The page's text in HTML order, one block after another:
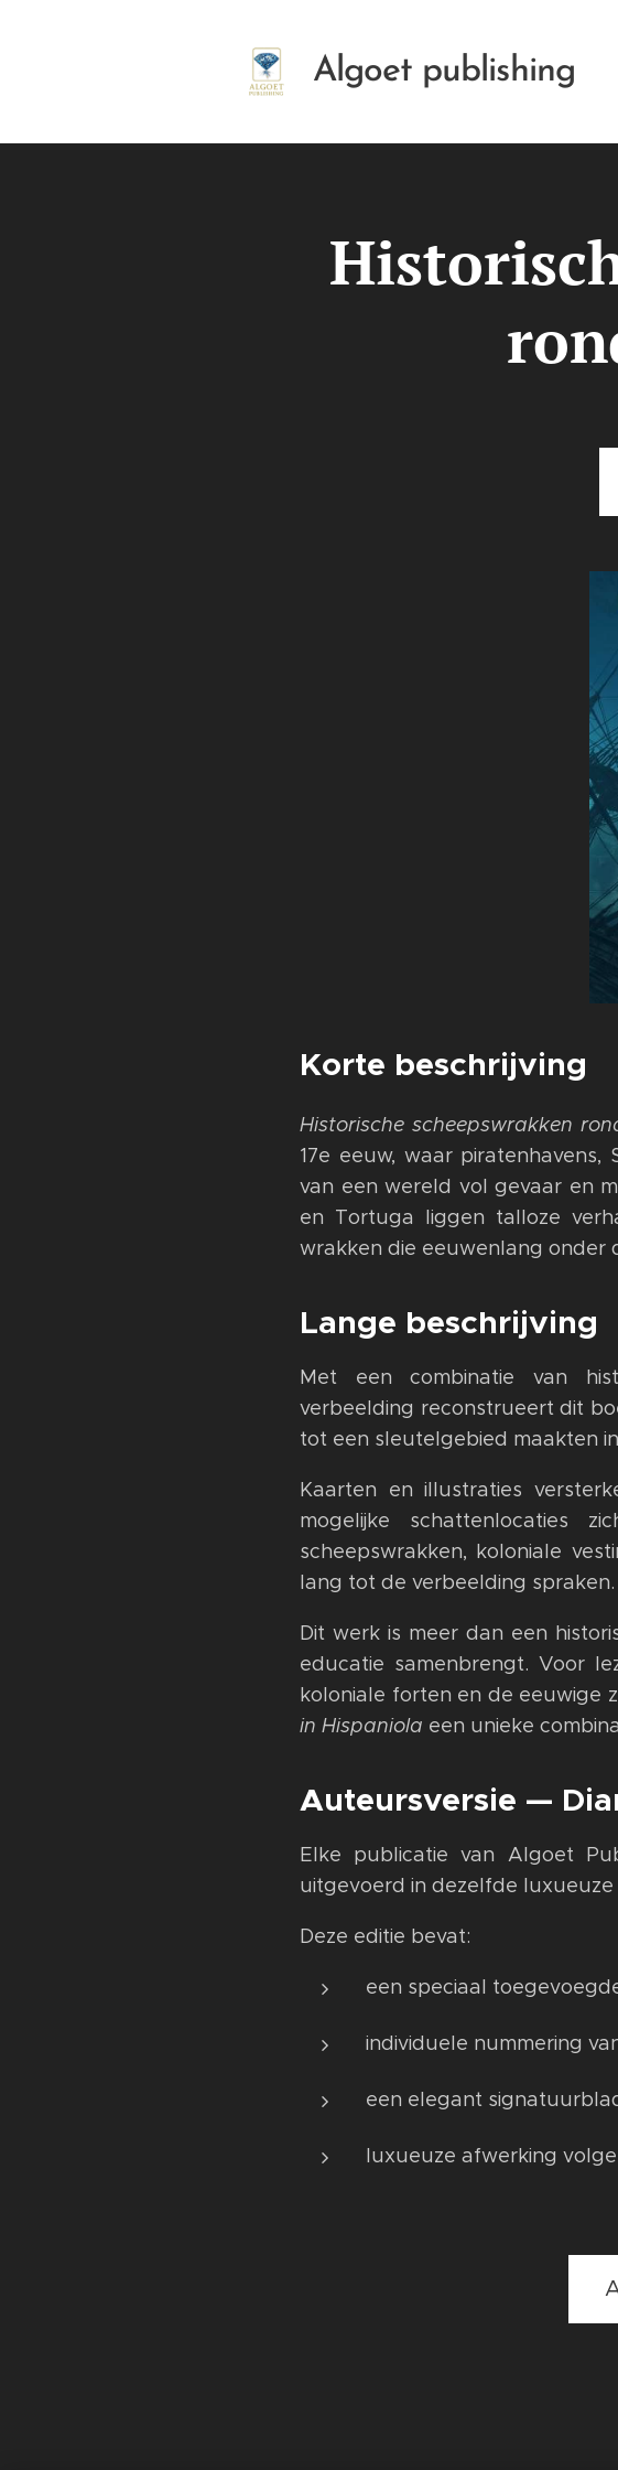
Algoet publishing
Korte beschrijving
Historische scheepswrakken
17e eeuw, waar
van een wereld vol gevaar en
en Tortuga liggen talloze
wrakken die eeuwenlang onder
Lange beschrijving
Met een combinatie van
verbeelding reconstrueert dit
tot een sleutelgebied maakten
Kaarten en illustraties
mogelijke schattenlocaties
scheepswrakken, koloniale
lang tot de verbeelding spraken.
Dit werk is meer dan een
educatie samenbrengt. Voor
koloniale forten en de eeuwige
in Hispaniola een unieke
Auteursversie —
Elke publicatie van Algoet
uitgevoerd in dezelfde
Deze editie bevat:
een speciaal
individuele nummering
een elegant
luxueuze afwerking